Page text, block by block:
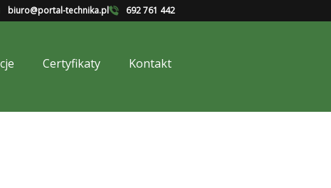
biuro@portal-technika.pl 692 761 442
Certyfikaty Kontakt